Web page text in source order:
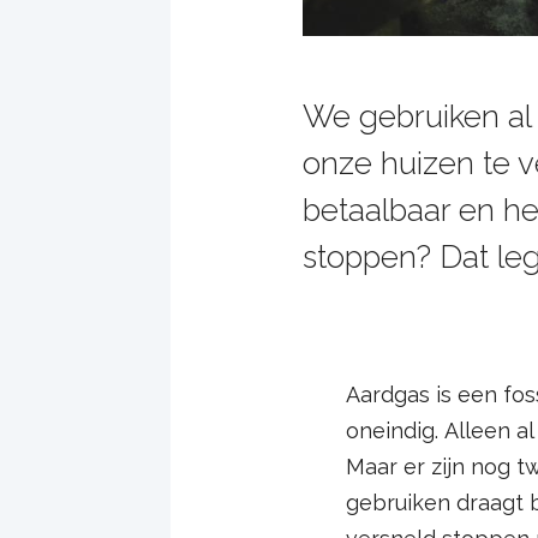
We gebruiken
onze huizen te
betaalbaar en
stoppen? Dat
Aardgas is een
oneindig. Alleen
Maar er zijn nog
gebruiken draagt